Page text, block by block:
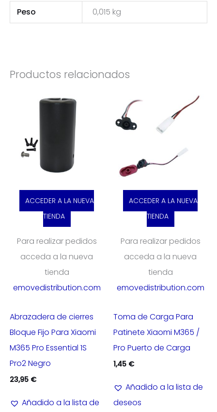
Peso 0,015 kg
Productos relacionados
ACCEDER A LA NUEVA
TIENDA
Para realizar pedidos
acceda a la nueva
tienda
emovedistribution.com
Abrazadera de cierres
Bloque Fijo Para Xiaomi
M365 Pro Essential 1S
Pro2 Negro
23,95 €
Añadido a la lista de
ACCEDER A LA NUEVA
TIENDA
Para realizar pedidos
acceda a la nueva
tienda
emovedistribution.com
Toma de Carga Para
Patinete Xiaomi M365 /
Pro Puerto de Carga
1,45 €
Añadido a la lista de
deseos